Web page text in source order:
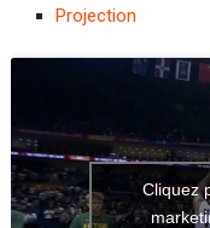
Projection
Cliquez